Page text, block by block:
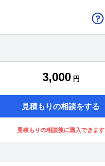
3,000 円
見積もりの相談をする
見積もりの相談後に購入できます